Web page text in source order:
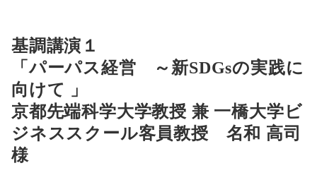
基調講演１
「パーパス経営 ～新SDGsの実践に
向けて 」
京都先端科学大学教授 兼 一橋大学ビ
ジネススクール客員教授 名和 高司
様